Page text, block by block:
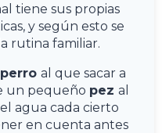
tiene sus propias
y según esto se
rutina familiar.
perro al que sacar a
un pequeño pez al
agua cada cierto
en cuenta antes